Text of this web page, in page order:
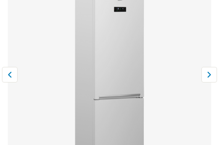
Климатическая техника